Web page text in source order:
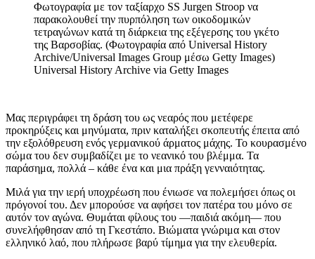
Φωτογραφία με τον ταξίαρχο SS Jurgen Stroop να
παρακολουθεί την πυρπόληση των οικοδομικών
τετραγώνων κατά τη διάρκεια της εξέγερσης του γκέτο
της Βαρσοβίας. (Φωτογραφία από Universal History
Archive/Universal Images Group μέσω Getty Images)
Universal History Archive via Getty Images
Μας περιγράφει τη δράση του ως νεαρός που μετέφερε
προκηρύξεις και μηνύματα, πριν καταλήξει σκοπευτής έπειτα από
την εξολόθρευση ενός γερμανικού άρματος μάχης. Το κουρασμένο
σώμα του δεν συμβαδίζει με το νεανικό του βλέμμα. Τα
παράσημα, πολλά – κάθε ένα και μια πράξη γενναιότητας.
Μιλά για την ιερή υποχρέωση που ένιωσε να πολεμήσει όπως οι
πρόγονοί του. Δεν μπορούσε να αφήσει τον πατέρα του μόνο σε
αυτόν τον αγώνα. Θυμάται φίλους του —παιδιά ακόμη— που
συνελήφθησαν από τη Γκεστάπο. Βιώματα γνώριμα και στον
ελληνικό λαό, που πλήρωσε βαρύ τίμημα για την ελευθερία.